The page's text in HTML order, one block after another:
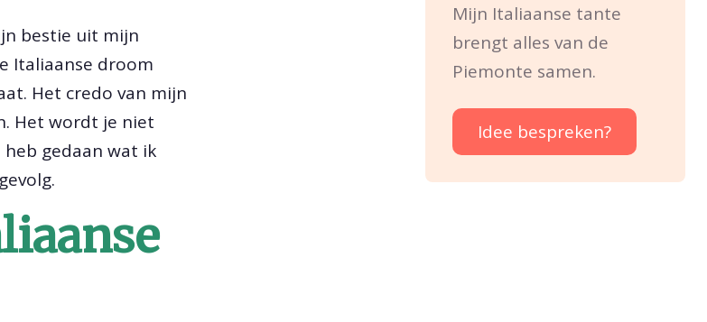
bestie uit mijn
Italiaanse droom
Het credo van mijn
Het wordt je niet
gedaan wat ik
Mijn Italiaanse tante
brengt alles van de
Piemonte samen.
Idee bespreken?